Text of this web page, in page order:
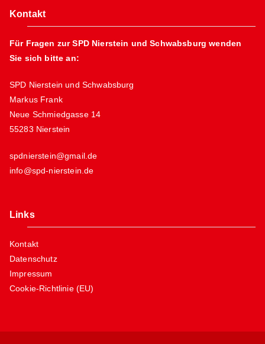
Kontakt
Für Fragen zur SPD Nierstein und Schwabsburg wenden
Sie sich bitte an:
SPD Nierstein und Schwabsburg
Markus Frank
Neue Schmiedgasse 14
55283 Nierstein
spdnierstein@gmail.de
info@spd-nierstein.de
Links
Kontakt
Datenschutz
Impressum
Cookie-Richtlinie (EU)